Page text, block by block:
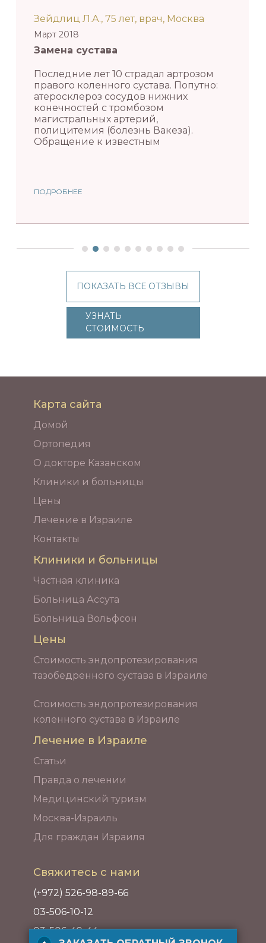
Зейдлиц Л.А., 75 лет, врач, Москва
Март 2018
Замена сустава
Последние лет 10 страдал артрозом
правого коленного сустава. Попутно:
атеросклероз сосудов нижних
конечностей с тромбозом
магистральных артерий,
полицитемия (болезнь Вакеза).
Обращение к известным
ПОДРОБНЕЕ
ПОКАЗАТЬ ВСЕ ОТЗЫВЫ
УЗНАТЬ
СТОИМОСТЬ
Карта сайта
Домой
Ортопедия
О докторе Казанском
Клиники и больницы
Цены
Лечение в Израиле
Контакты
Клиники и больницы
Частная клиника
Больница Ассута
Больница Вольфсон
Цены
Стоимость эндопротезирования
тазобедренного сустава в Израиле
Стоимость эндопротезирования
коленного сустава в Израиле
Лечение в Израиле
Статьи
Правда о лечении
Медицинский туризм
Москва-Израиль
Для граждан Израиля
Свяжитесь с нами
(+972) 526-98-89-66
03-506-10-12
03-506-40-44